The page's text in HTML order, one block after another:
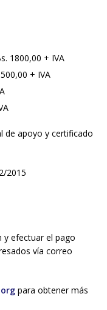
1800,00 + IVA
+ IVA
de apoyo y certificado
2015
y efectuar el pago
vía correo
para obtener más